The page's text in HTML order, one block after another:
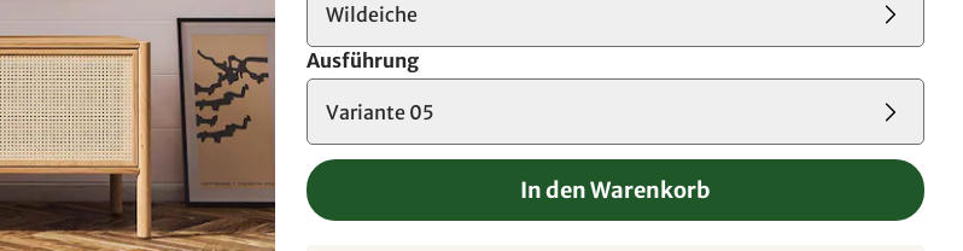
Wildeiche
Ausführung
Variante 05
In den Warenkorb